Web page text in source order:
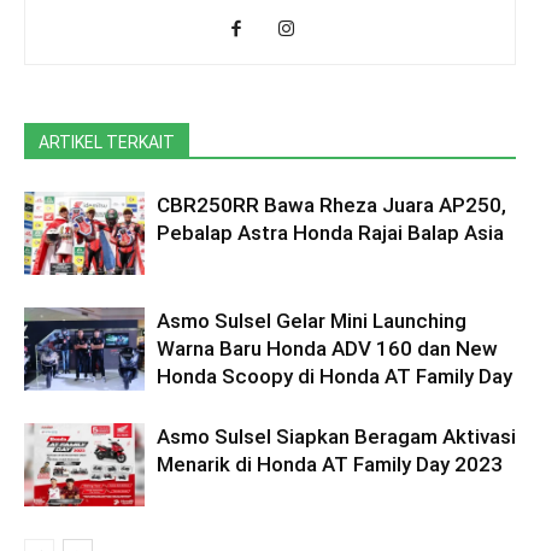
ARTIKEL TERKAIT
CBR250RR Bawa Rheza Juara AP250,
Pebalap Astra Honda Rajai Balap Asia
Asmo Sulsel Gelar Mini Launching
Warna Baru Honda ADV 160 dan New
Honda Scoopy di Honda AT Family Day
Asmo Sulsel Siapkan Beragam Aktivasi
Menarik di Honda AT Family Day 2023